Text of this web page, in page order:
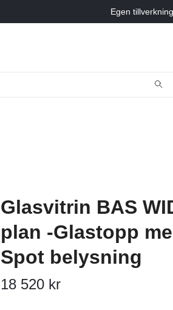
Egen
Glasvitrin BAS
plan -Glastopp
Spot belysning
18 520 kr